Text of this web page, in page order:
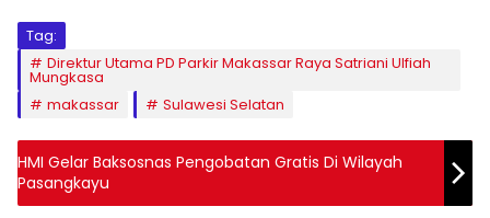
Tag:
Direktur Utama PD Parkir Makassar Raya Satriani Ulfiah
Mungkasa
makassar
Sulawesi Selatan
HMI Gelar Baksosnas Pengobatan Gratis Di Wilayah
Pasangkayu